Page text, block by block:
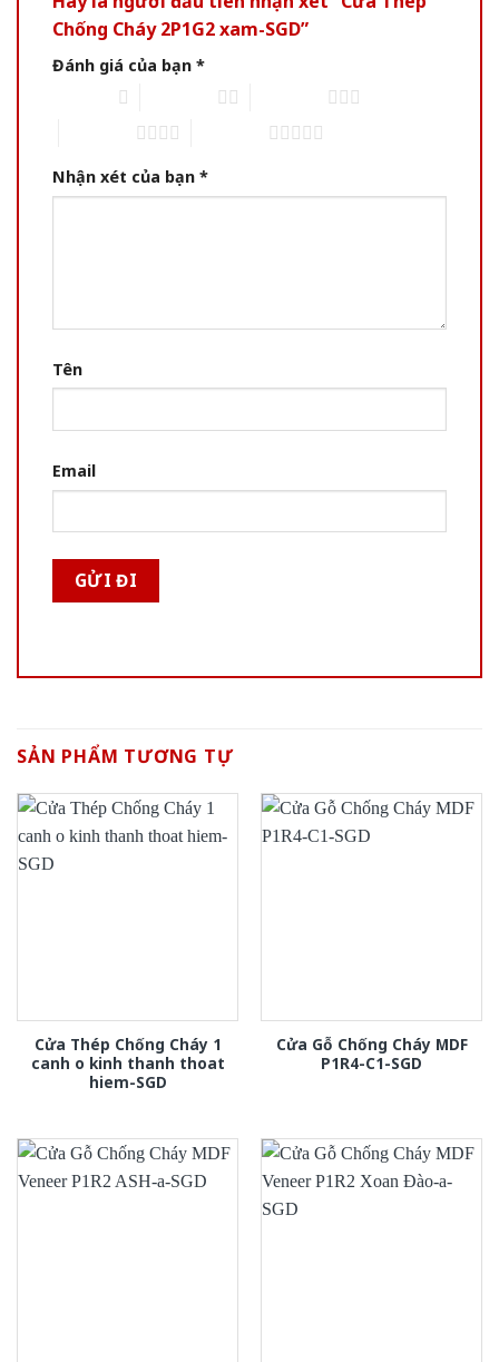
Chống Cháy 2P1G2 xam-SGD”
Đánh giá của bạn *
Nhận xét của bạn *
Tên
Email
SẢN PHẨM TƯƠNG TỰ
Cửa Thép Chống Cháy 1
canh o kinh thanh thoat
hiem-SGD
Cửa Gỗ Chống Cháy MDF
P1R4-C1-SGD